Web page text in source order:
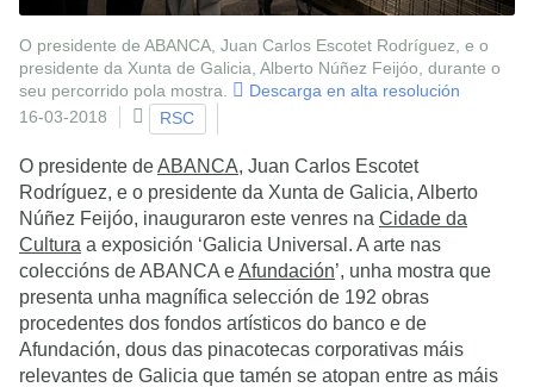
O presidente de ABANCA, Juan Carlos Escotet Rodríguez, e o
presidente da Xunta de Galicia, Alberto Núñez Feijóo, durante o
seu percorrido pola mostra.
Descarga en alta resolución
16-03-2018
RSC
O presidente deABANCA, Juan Carlos Escotet
Rodríguez, e o presidente da Xunta de Galicia, Alberto
Núñez Feijóo, inauguraron este venres na Cidade da
Cultura a exposición ‘Galicia Universal. A arte nas
coleccións de ABANCA eAfundación’, unha mostra que
presenta unha magnífica selección de 192 obras
procedentes dos fondos artísticos do banco e de
Afundación, dous das pinacotecas corporativas máis
relevantes de Galicia que tamén se atopan entre as máis